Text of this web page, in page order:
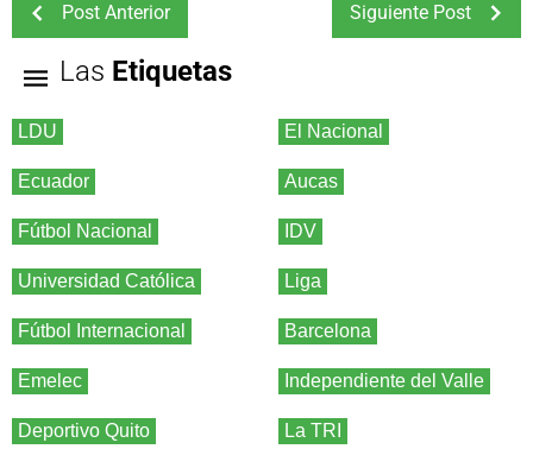
Post Anterior Siguiente Post
Las Etiquetas
LDU El Nacional
Ecuador Aucas
Fútbol Nacional IDV
Universidad Católica Liga
Fútbol Internacional Barcelona
Emelec Independiente del Valle
Deportivo Quito La TRI